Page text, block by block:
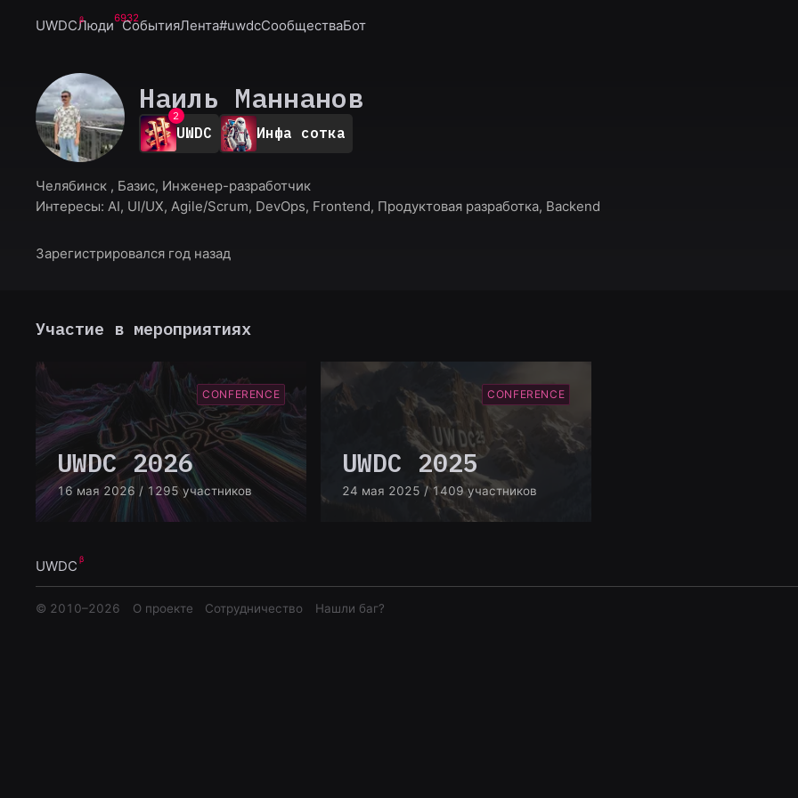
UWDCЛюди6932
СобытияЛента#uwdcСообществаБот
Наиль Маннанов
1
2
3
4
6
7
UWDC Инфа сотка
Челябинск , Базис, Инженер-разработчик
Интересы: AI, UI/UX, Agile/Scrum, DevOps, Frontend, Продуктовая разработка, Backend
Зарегистрировался год назад
Участие в мероприятиях
CONFERENCE
UWDC 2026
16 мая 2026 / 1295 участников
CONFERENCE
UWDC 2025
24 мая 2025 / 1409 участников
UWDC
© 2010–2026 О проекте Сотрудничество Нашли баг?